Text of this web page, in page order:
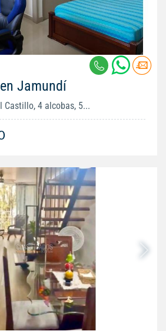
Jamundí
Castillo, 4 alcobas, 5...